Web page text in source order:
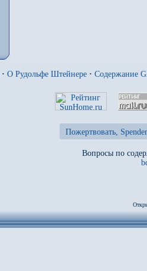
· О Рудольфе Штейнере · Содержание
Пожертвовать,
Вопросы по